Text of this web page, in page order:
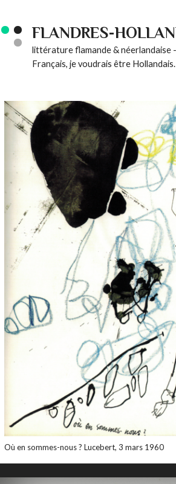
FLANDRES-
littérature flamande & néerlandaise -
Français, je voudrais être
Où en sommes-nous ? Lucebert, 3 mars 1960